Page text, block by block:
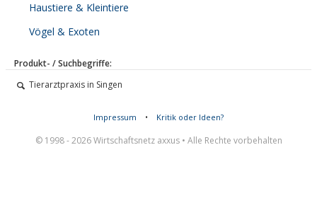
Haustiere & Kleintiere
Vögel & Exoten
Produkt- / Suchbegriffe:
Tierarztpraxis in Singen
Impressum • Kritik oder Ideen?
© 1998 - 2026 Wirtschaftsnetz axxus • Alle Rechte vorbehalten